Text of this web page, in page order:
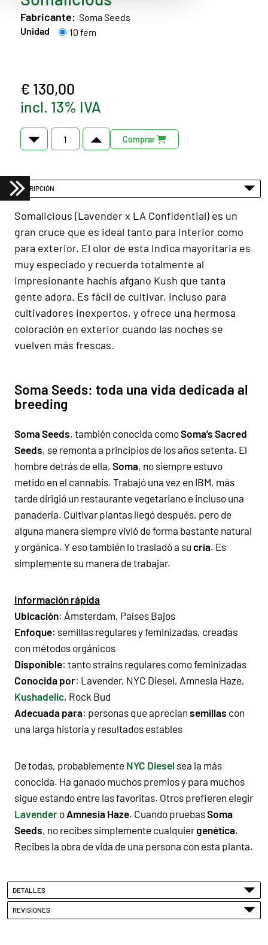
Fabricante: Soma Seeds
Unidad
10 fem
€ 130,00
incl. 13% IVA
Comprar
DESCRIPCIÓN
Somalicious (Lavender x LA Confidential) es un
gran cruce que es ideal tanto para interior como
para exterior. El olor de esta Indica mayoritaria es
muy especiado y recuerda totalmente al
impresionante hachís afgano Kush que tanta
gente adora. Es fácil de cultivar, incluso para
cultivadores inexpertos, y ofrece una hermosa
coloración en exterior cuando las noches se
vuelven más frescas.
Soma Seeds: toda una vida dedicada al
breeding
Soma Seeds, también conocida comoSoma’s Sacred
Seeds, se remonta a principios de los años setenta. El
hombre detrás de ella, Soma, no siempre estuvo
metido en el cannabis. Trabajó una vez en IBM, más
tarde dirigió un restaurante vegetariano e incluso una
panadería. Cultivar plantas llegó después, pero de
alguna manera siempre vivió de forma bastante natural
y orgánica. Y eso también lo trasladó a su cría. Es
simplemente su manera de trabajar.
Información rápida
Ubicación: Ámsterdam, Países Bajos
Enfoque: semillas regulares yfeminizadas, creadas
con métodos orgánicos
Disponible: tanto strains regulares como feminizadas
Conocida por: Lavender, NYC Diesel, Amnesia Haze,
Kushadelic, Rock Bud
Adecuada para: personas que aprecian semillas con
una larga historia y resultados estables
De todas, probablemente NYC Diesel sea la más
conocida. Ha ganado muchos premios y para muchos
sigue estando entre las favoritas. Otros prefieren elegir
Lavender o Amnesia Haze. Cuando pruebasSoma
Seeds, no recibes simplemente cualquiergenética.
Recibes la obra de vida de una persona con esta planta.
DETALLES
REVISIONES